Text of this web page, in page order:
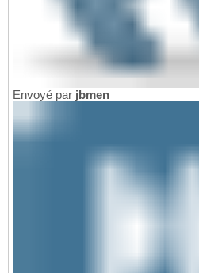
Envoyé par jbmen